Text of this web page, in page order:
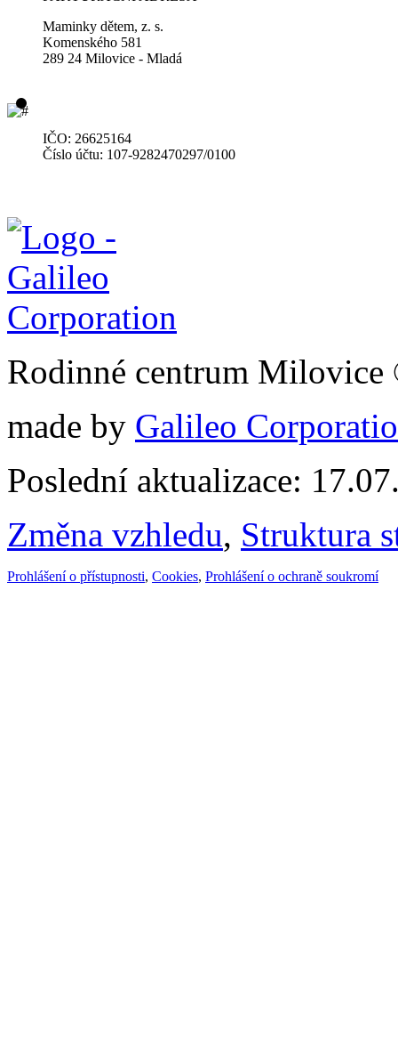
Maminky dětem, z. s.
Komenského 581
289 24 Milovice - Mladá
IČO: 26625164
Číslo účtu: 107-9282470297/0100
Rodinné centrum
made by Galileo
Poslední aktualizace:
Změna vzhledu, Struktura
Prohlášení o přístupnosti, Cookies, Prohlášení o ochraně soukromí